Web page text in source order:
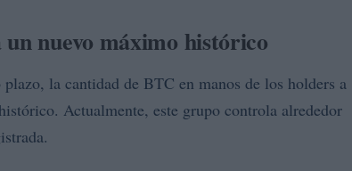
nuevo máximo histórico
la cantidad de BTC en manos de los holders a
Actualmente, este grupo controla alrededor